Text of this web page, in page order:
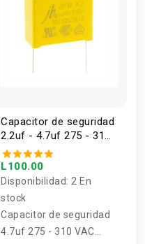
Capacitor de seguridad
2.2uf - 4.7uf 275 - 310
VAC 50/60 Hz
L100.00
Disponibilidad:2 En
stock
Capacitor de seguridad
4.7uf 275 - 310 VAC